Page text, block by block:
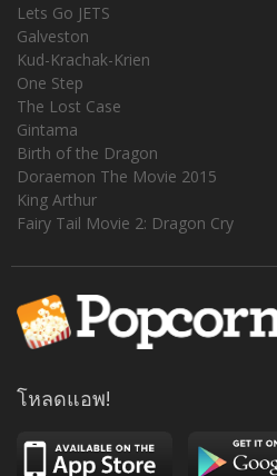
Lets Go JETS
Galveston
Kud-Krachak-Krien
One Step
The Lost Case
Gintama
Birth of the Dragon
Doraemon The Movie 2015
King Arthur
Fairy Tail Movie 2: Dragon Cry
โหลดแอพ!